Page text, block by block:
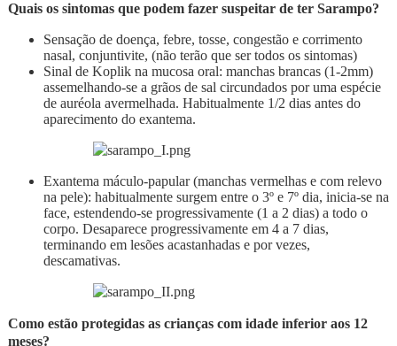
Quais os sintomas que podem fazer suspeitar de ter Sarampo?
Sensação de doença, febre, tosse, congestão e corrimento
nasal, conjuntivite, (não terão que ser todos os sintomas)
Sinal de Koplik na mucosa oral: manchas brancas (1-2mm)
assemelhando-se a grãos de sal circundados por uma espécie
de auréola avermelhada. Habitualmente 1/2 dias antes do
aparecimento do exantema.
Exantema máculo-papular (manchas vermelhas e com relevo
na pele): habitualmente surgem entre o 3º e 7º dia, inicia-se na
face, estendendo-se progressivamente (1 a 2 dias) a todo o
corpo. Desaparece progressivamente em 4 a 7 dias,
terminando em lesões acastanhadas e por vezes,
descamativas.
Como estão protegidas as crianças com idade inferior aos 12
meses?